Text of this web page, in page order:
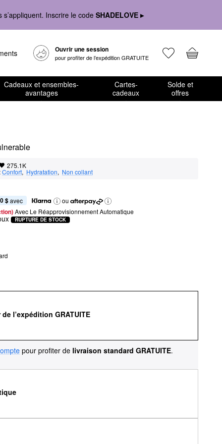
Inscrire le code SHADELOVE ▸
Ouvrir une session
pour profiter de l’expédition GRATUITE
Cadeaux et ensembles-
avantages
Cartes-
cadeaux
Solde et
offres
275.1K
Confort, Hydratation, Non collant
$ avec
ou
Avec Le Réapprovisionnement Automatique
RUPTURE DE STOCK
l’expédition GRATUITE
pour profiter de livraison standard GRATUITE.